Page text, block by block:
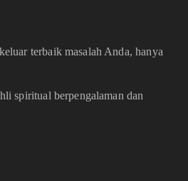
terbaik masalah Anda, hanya
spiritual berpengalaman dan